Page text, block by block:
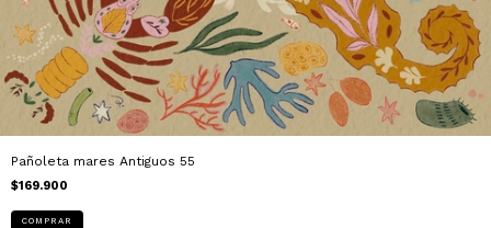
Pañoleta mares Antiguos 55
$169.900